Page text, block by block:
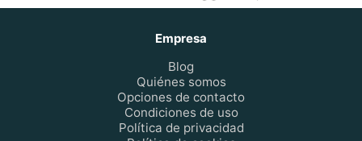
Empresa
Blog
Quiénes somos
Opciones de contacto
Condiciones de uso
Política de privacidad